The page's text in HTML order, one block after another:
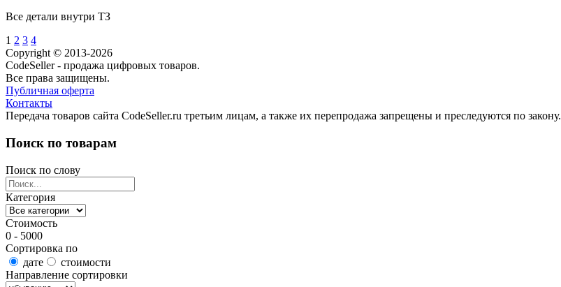
Все детали внутри ТЗ
1 2 3 4
Copyright © 2013-2026
CodeSeller - продажа цифровых товаров.
Все права защищены.
Публичная оферта
Контакты
Передача товаров сайта CodeSeller.ru третьим лицам, а также их перепродажа запрещены и преследуются по закону.
Поиск по товарам
Поиск по слову
Категория
Стоимость
0 - 5000
Сортировка по
дате
стоимости
Направление сортировки